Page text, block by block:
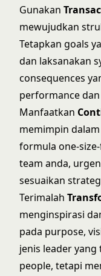
Gunakan
mewujudkan
Tetapkan goals
dan laksanakan
consequences
performance
Manfaatkan
memimpin
formula one-
team anda,
sesuaikan
Terimalah
menginspirasi
pada purpose,
jenis leader
people, tetapi